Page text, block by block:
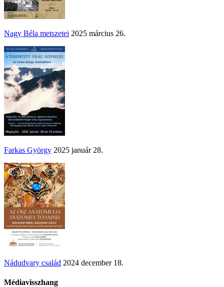
Nagy Béla metszetei 2025 március 26.
Farkas György 2025 január 28.
Nádudvary család 2024 december 18.
Médiavisszhang